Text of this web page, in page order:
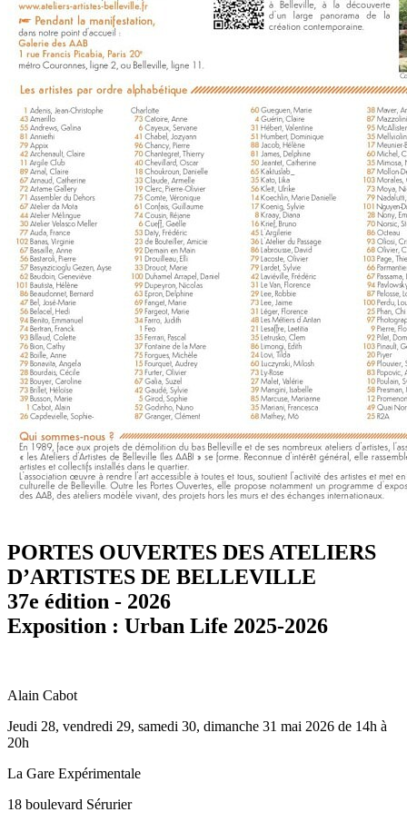
PORTES OUVERTES DES ATELIERS
D’ARTISTES DE BELLEVILLE
37e édition - 2026
Exposition : Urban Life 2025-2026
Alain Cabot
Jeudi 28, vendredi 29, samedi 30, dimanche 31 mai 2026 de 14h à
20h
La Gare Expérimentale
18 boulevard Sérurier